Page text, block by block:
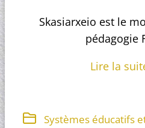
Skasiarxeio est le
pédagogie
Lire la
Systèmes éducatifs